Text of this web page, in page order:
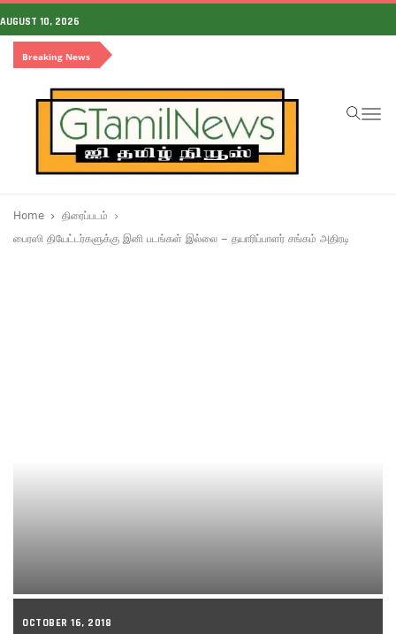
AUGUST 10, 2026
Breaking News
Home
திரைப்படம்
பைரஸி தியேட்டர்களுக்கு இனி படங்கள் இல்லை – தயாரிப்பாளர் சங்கம் அதிரடி
OCTOBER 16, 2018